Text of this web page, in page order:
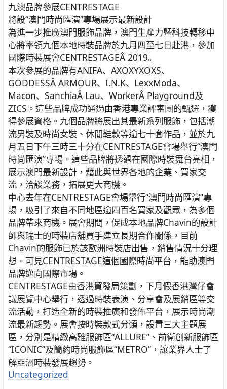
九澳品牌參展CENTRESTAGE
將設“澳門時尚匯演”專場展示最新設計
為進一步推廣澳門服飾品牌，澳門生產力暨科技轉移中
心將率領九個本地時裝品牌於九月四至七日赴港，參加
國際時裝展會CENTRESTAGEÂ 2019。
本次參展的品牌有ANIFA、AXOXYXOXS、
GODDESSÂ ARMOUR、I.N.K、LexxModa、
Macon、SanchiaÂ Lau、WorkerÂ Playground及
ZICS。這些品牌成功通過由香港專業評審團的甄選，獲
得參展資格。九個品牌將展出其最新系列服飾，包括潮
流男裝及時尚女裝、休閒鞋款等逾七十套作品，並於九
月五日下午三時三十分在CENTRESTAGE會場舉行“澳門
時尚匯演”專場。這些品牌將透過在國際時裝舞台亮相，
展示澳門最新設計，藉此與世界各地的企業、買家交
流，洽談業務，拓展更大商機。
中心去年在CENTRESTAGE會場舉行“澳門時尚匯演”專
場，吸引了來自不同地區逾四百名買家及觀眾，為多個
品牌帶來商機。展會期間，促成本地品牌Chavin的設計
師與瑞士的時裝店舖買手建立長期合作關係，目前
Chavin的服飾已於該歐洲時裝店出售，銷售情況十分理
想。可見CENTRESTAGE這個國際時尚平台，能助澳門
品牌邁向國際市場。
CENTRESTAGE由香港貿發局策劃，下月假香港灣仔會
議展覽中心舉行，透過時裝表演、分享會及展銷區等交
流活動，打造全新的時裝推廣和發佈平台，展示時尚潮
流最新趨勢。展會按時裝款式分類，設置三大主題展
區，分別是精緻高雅服飾區“ALLURE”、前衛創新服飾區
“ICONIC”及簡約時尚服飾區“METRO”，讓業界人士了
解亞洲時裝發展趨勢。
分
Uncategorized